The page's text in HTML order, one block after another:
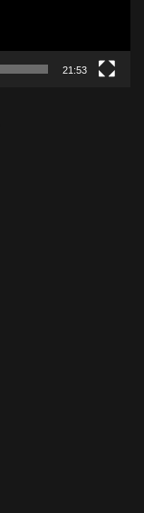
21:53